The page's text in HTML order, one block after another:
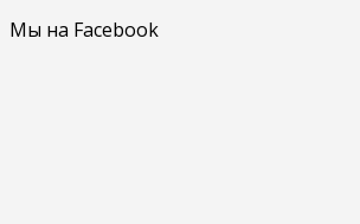
Мы на Facebook